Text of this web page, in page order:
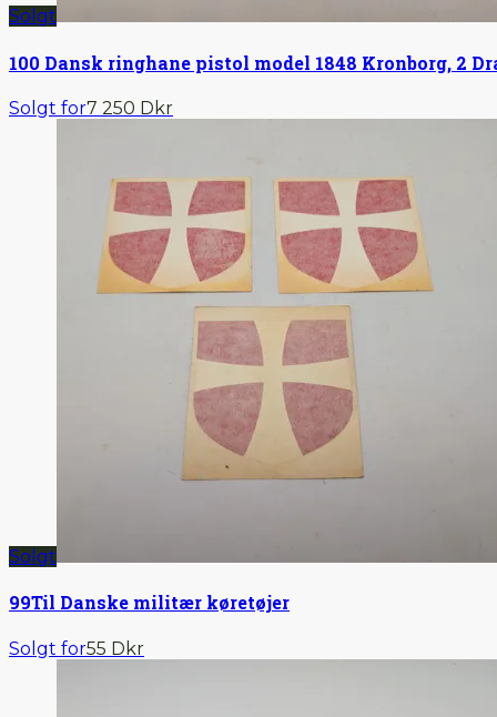
Solgt
100 Dansk ringhane pistol model 1848 Kronborg, 2
Solgt for7 250 Dkr
Solgt
99Til Danske militær køretøjer
Solgt for55 Dkr